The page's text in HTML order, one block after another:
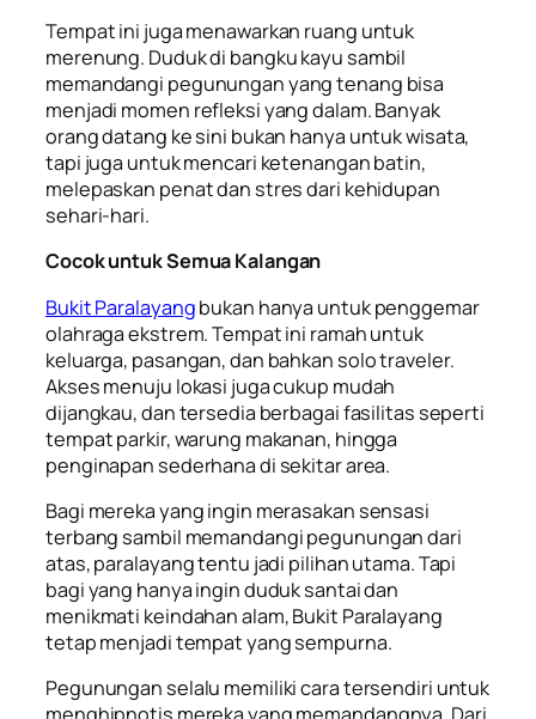
Tempat ini juga menawarkan ruang untuk
merenung. Duduk di bangku kayu sambil
memandangi pegunungan yang tenang bisa
menjadi momen refleksi yang dalam. Banyak
orang datang ke sini bukan hanya untuk wisata,
tapi juga untuk mencari ketenangan batin,
melepaskan penat dan stres dari kehidupan
sehari-hari.
Cocok untuk Semua Kalangan
Bukit Paralayangbukan hanya untuk penggemar
olahraga ekstrem. Tempat ini ramah untuk
keluarga, pasangan, dan bahkan solo traveler.
Akses menuju lokasi juga cukup mudah
dijangkau, dan tersedia berbagai fasilitas seperti
tempat parkir, warung makanan, hingga
penginapan sederhana di sekitar area.
Bagi mereka yang ingin merasakan sensasi
terbang sambil memandangi pegunungan dari
atas, paralayang tentu jadi pilihan utama. Tapi
bagi yang hanya ingin duduk santai dan
menikmati keindahan alam, Bukit Paralayang
tetap menjadi tempat yang sempurna.
Pegunungan selalu memiliki cara tersendiri untuk